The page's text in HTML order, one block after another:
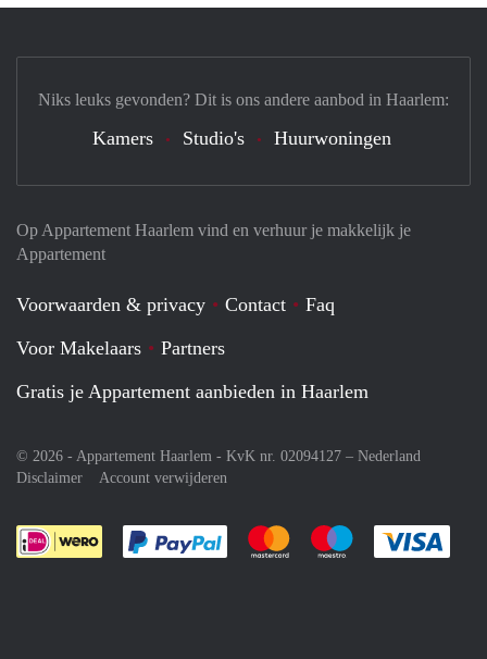
Op Appartement Haarlem vind en verhuur je makkelijk je
Appartement
Voorwaarden & privacy Contact
Faq
Voor Makelaars
Partners
Gratis je Appartement aanbieden in Haarlem
© 2026 - Appartement Haarlem - KvK nr. 02094127 – Nederland
Disclaimer
Account verwijderen
Je rekent gemakkelijk af met Paypal
Je rekent gemakkelijk af met
Je rekent
Niks leuks gevonden? Dit is ons andere aanbod in Haarlem:
Kamers Studio's Huurwoningen